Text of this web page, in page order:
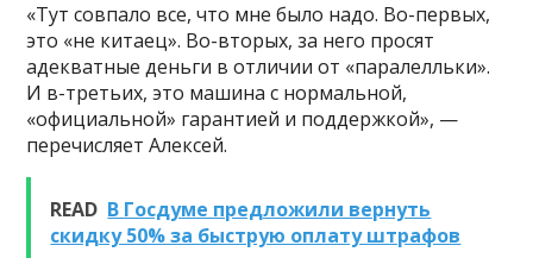
«Тут совпало все, что мне было надо. Во-первых,
это «не китаец». Во-вторых, за него просят
адекватные деньги в отличии от «паралелльки».
И в-третьих, это машина с нормальной,
«официальной» гарантией и поддержкой», —
перечисляет Алексей.
READ В Госдуме предложили вернуть
скидку 50% за быструю оплату штрафов